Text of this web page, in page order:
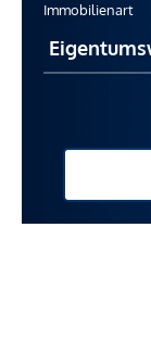
Immobilienart